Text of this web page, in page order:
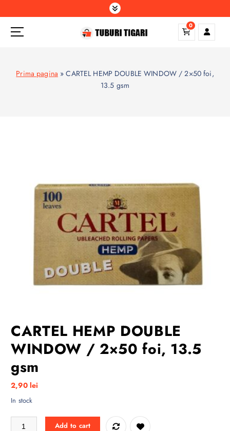
k
0
Prima pagina »CARTEL HEMP DOUBLE WINDOW / 2×50 foi,
13.5 gsm
CARTEL HEMP DOUBLE
WINDOW / 2×50 foi, 13.5
gsm
2,90 lei
In stock
CARTEL HEMP DOUBLE WINDOW / 2x50 foi, 13.5 gsm quantity
Add to cart